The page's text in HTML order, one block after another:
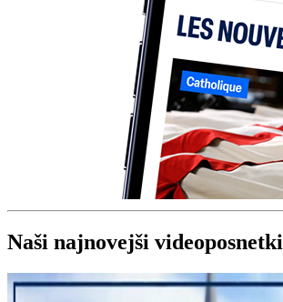
Naši najnovejši videoposnetki